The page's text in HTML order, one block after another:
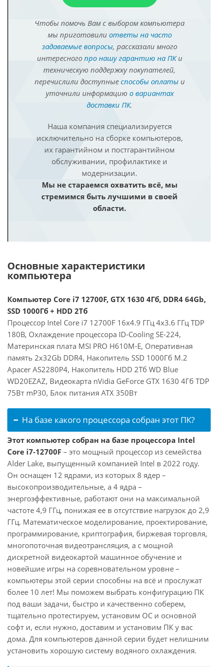
Чтобы помочь Вам с выбором компьютера
мы приготовили ответы на часто
задаваемые вопросы, рассказали много
интересного про нашу гарантию на ПКи
техническую поддержку покупателей,
перечислили доступные способы оплатыи
уточнили информацию о вариантах
доставки ПК.
Наша компания специализируется
исключительно на сборке компьютеров,
их гарантийном и постгарантийном
обслуживании, профилактике и
модернизации.
Мы не стараемся охватить всё, мы
стремимся быть лучшими в своей
области.
Основные характеристики
компьютера
Компьютер Core i7 12700F, GTX 1630 4Гб, DDR4 64Gb,
SSD 1000Гб + HDD 2Тб
Процессор Intel Core i7 12700F 16x4.9 ГГц 4x3.6 ГГц TDP
180В, Охлаждение процессора ID-Cooling SE-224,
Материнская плата MSI PRO H610M-E, Оперативная
память 2x32Gb DDR4, Накопитель SSD 1000Гб M.2
Apacer AS2280P4, Накопитель HDD 2Тб WD Blue
WD20EZAZ, Видеокарта nVidia GeForce GTX 1630 4Гб TDP
75Вт mP30, Блок питания ATX 350Вт
На базе какого процессора собран этот ПК?
Этот компьютер собран на базе процессора Intel
Core i7-12700F – это мощный процессор из семейства
Alder Lake, выпущенный компанией Intel в 2022 году.
Он оснащен 12 ядрами, из которых 8 ядер –
высокопроизводительные, а 4 ядра –
энергоэффективные, работают они на максимальной
частоте 4,9 ГГц, понижая ее в отсутствие нагрузок до 2,9
ГГц. Математическое моделирование, проектирование,
программирование, криптография, биржевая торговля,
многопоточная видеотрансляция, а с мощной
дискретной видеокартой машинное обучение и
новейшие игры на соревновательном уровне –
компьютеры этой серии способны на всё и прослужат
более 10 лет! Мы поможем выбрать конфигурацию ПК
под ваши задачи, быстро и качественно соберем,
тщательно протестируем, установим ОС и основной
софт и, если нужно, доставим и установим ПК у вас
дома. Для компьютеров данной серии будет нелишним
установить хорошую систему водяного охлаждения.